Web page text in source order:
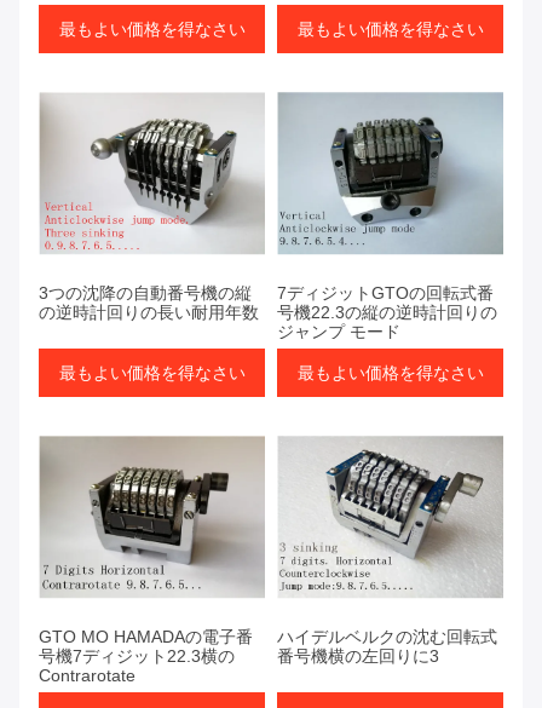
最もよい価格を得なさい 最もよい価格を得なさい
3つの沈降の自動番号機の縦
の逆時計回りの長い耐用年数
最もよい価格を得なさい
7ディジットGTOの回転式番
号機22.3の縦の逆時計回りの
ジャンプ モード
最もよい価格を得なさい
GTO MO HAMADAの電子番
号機7ディジット22.3横の
Contrarotate
ハイデルベルクの沈む回転式
番号機横の左回りに3